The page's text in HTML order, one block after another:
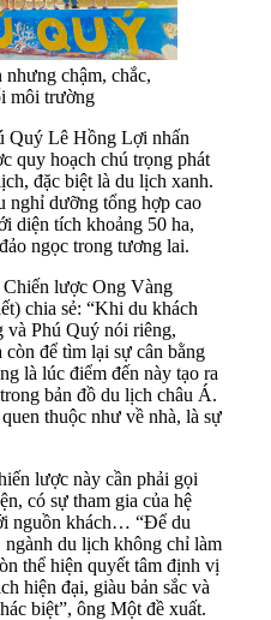
chậm, chắc,
môi trường
Quý Lê Hồng Lợi nhấn
quy hoạch chú trọng phát
đặc biệt là du lịch xanh.
nghỉ dưỡng tổng hợp cao
diện tích khoảng 50 ha,
ngọc trong tương lai.
lược Ong Vàng
chia sẻ: “Khi du khách
Phú Quý nói riêng,
để tìm lại sự cân bằng
là lúc điểm đến này tạo ra
bản đồ du lịch châu Á.
thuộc như về nhà, là sự
lược này cần phải gọi
có sự tham gia của hệ
nguồn khách… “Để du
ngành du lịch không chỉ làm
thể hiện quyết tâm định vị
hiện đại, giàu bản sắc và
biệt”, ông Một đề xuất.